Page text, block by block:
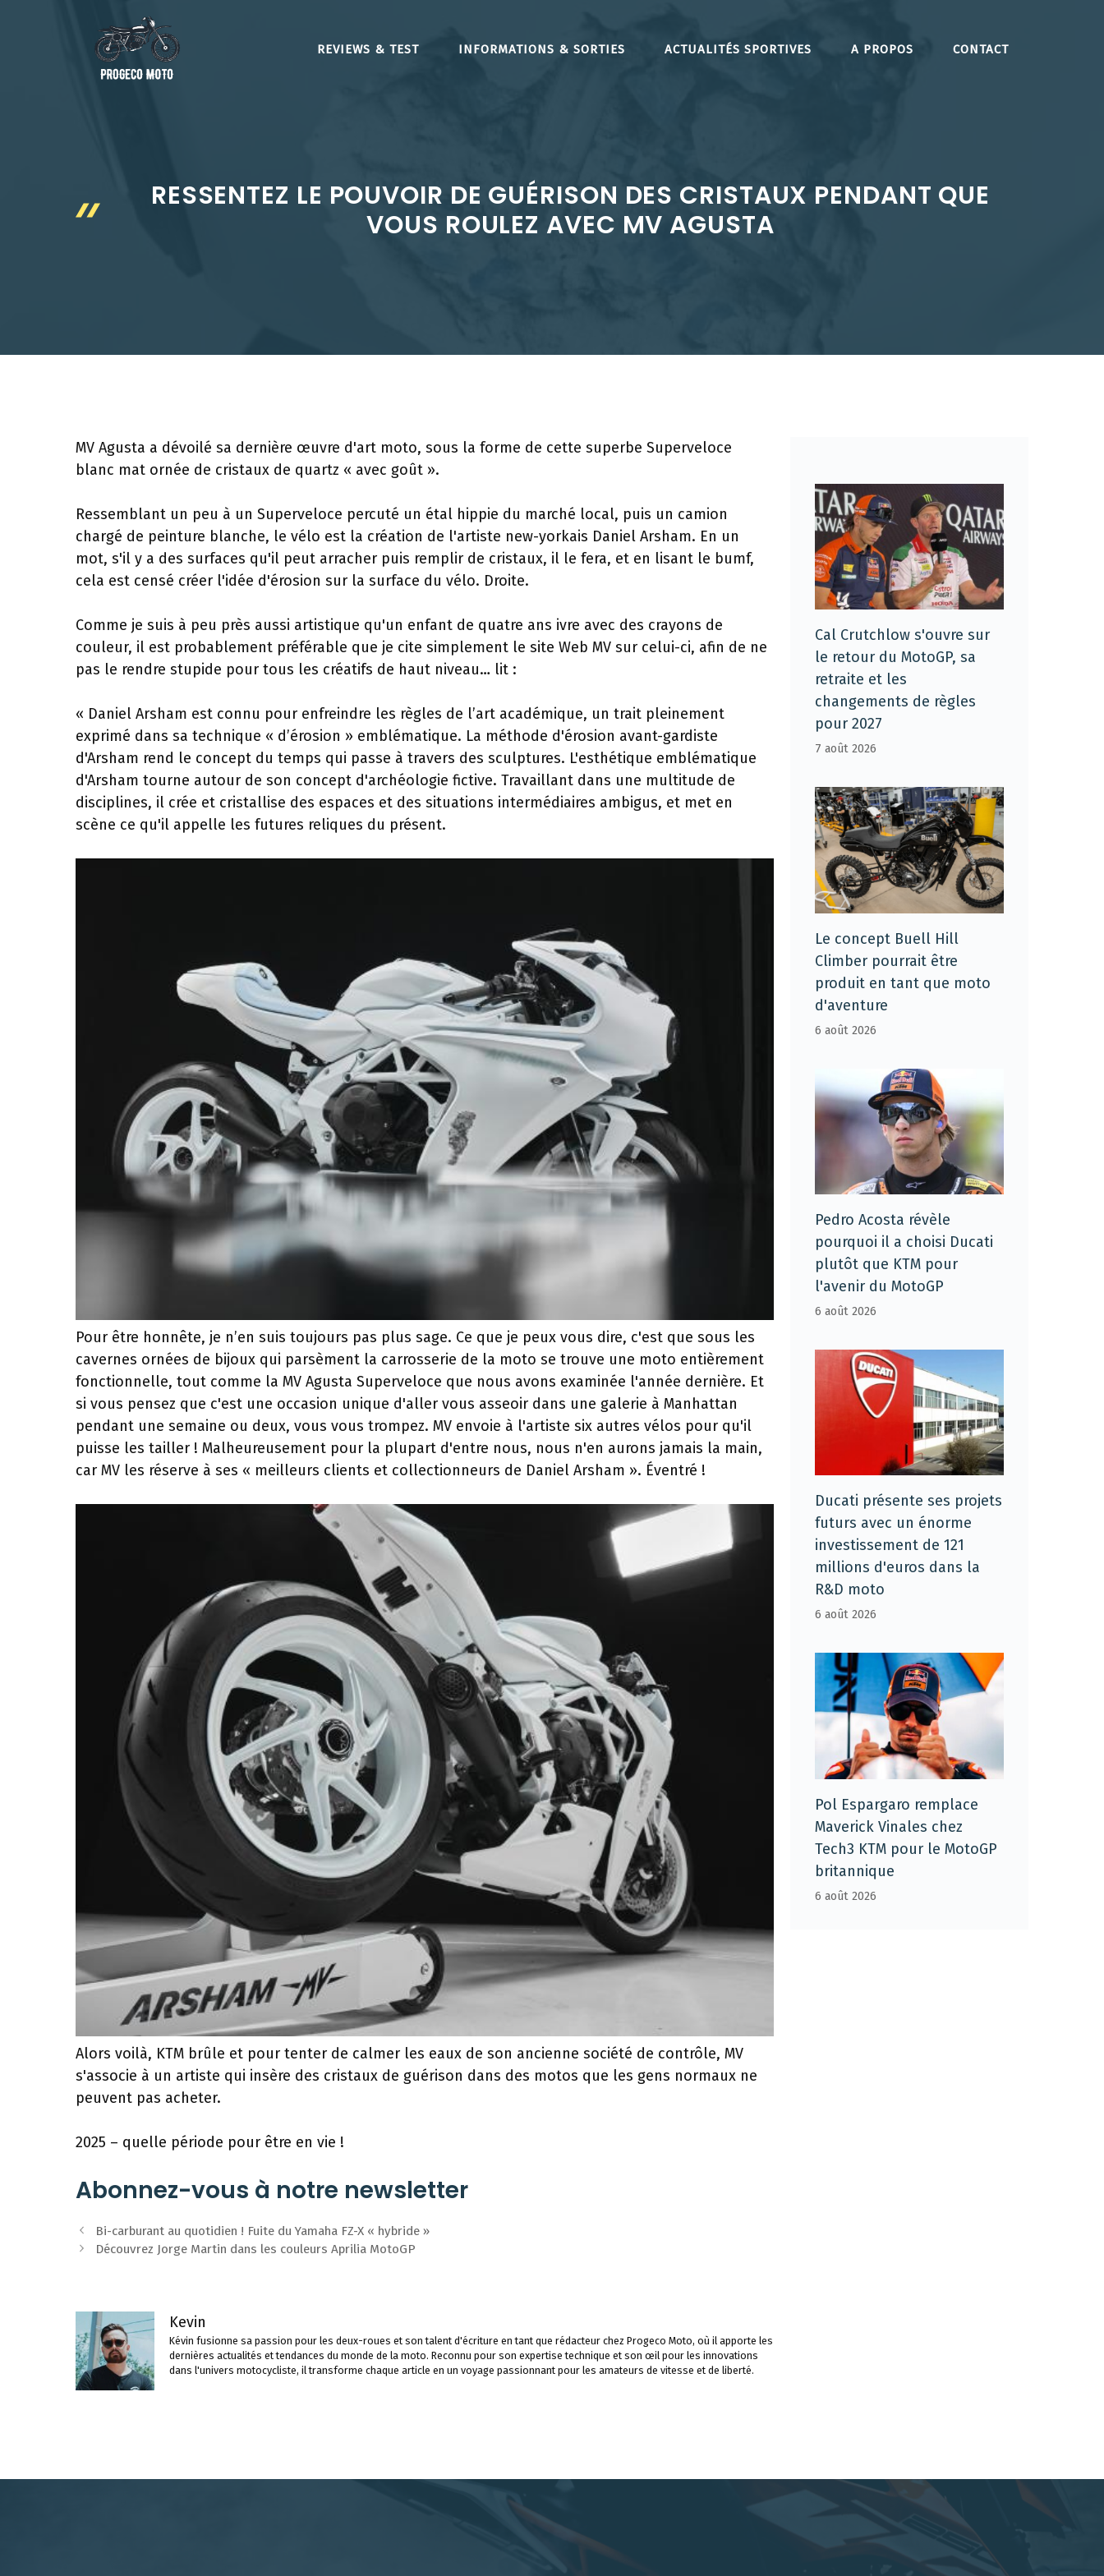
REVIEWS & TEST INFORMATIONS & SORTIES ACTUALITÉS SPORTIVES A PROPOS CONTACT
RESSENTEZ LE POUVOIR DE GUÉRISON DES CRISTAUX PENDANT QUE
VOUS ROULEZ AVEC MV AGUSTA
MV Agusta a dévoilé sa dernière œuvre d'art moto, sous la forme de cette superbe Superveloce
blanc mat ornée de cristaux de quartz « avec goût ».
Ressemblant un peu à un Superveloce percuté un étal hippie du marché local, puis un camion
chargé de peinture blanche, le vélo est la création de l'artiste new-yorkais Daniel Arsham. En un
mot, s'il y a des surfaces qu'il peut arracher puis remplir de cristaux, il le fera, et en lisant le bumf,
cela est censé créer l'idée d'érosion sur la surface du vélo. Droite.
Comme je suis à peu près aussi artistique qu'un enfant de quatre ans ivre avec des crayons de
couleur, il est probablement préférable que je cite simplement le site Web MV sur celui-ci, afin de ne
pas le rendre stupide pour tous les créatifs de haut niveau… lit :
« Daniel Arsham est connu pour enfreindre les règles de l’art académique, un trait pleinement
exprimé dans sa technique « d’érosion » emblématique. La méthode d'érosion avant-gardiste
d'Arsham rend le concept du temps qui passe à travers des sculptures. L'esthétique emblématique
d'Arsham tourne autour de son concept d'archéologie fictive. Travaillant dans une multitude de
disciplines, il crée et cristallise des espaces et des situations intermédiaires ambigus, et met en
scène ce qu'il appelle les futures reliques du présent.
Pour être honnête, je n’en suis toujours pas plus sage. Ce que je peux vous dire, c'est que sous les
cavernes ornées de bijoux qui parsèment la carrosserie de la moto se trouve une moto entièrement
fonctionnelle, tout comme la MV Agusta Superveloce que nous avons examinée l'année dernière. Et
si vous pensez que c'est une occasion unique d'aller vous asseoir dans une galerie à Manhattan
pendant une semaine ou deux, vous vous trompez. MV envoie à l'artiste six autres vélos pour qu'il
puisse les tailler ! Malheureusement pour la plupart d'entre nous, nous n'en aurons jamais la main,
car MV les réserve à ses « meilleurs clients et collectionneurs de Daniel Arsham ». Éventré !
Alors voilà, KTM brûle et pour tenter de calmer les eaux de son ancienne société de contrôle, MV
s'associe à un artiste qui insère des cristaux de guérison dans des motos que les gens normaux ne
peuvent pas acheter.
2025 – quelle période pour être en vie !
Abonnez-vous à notre newsletter
Navigation
des
Bi-carburant au quotidien ! Fuite du Yamaha FZ-X « hybride »
Découvrez Jorge Martin dans les couleurs Aprilia MotoGP
Kevin
Kévin fusionne sa passion pour les deux-roues et son talent d'écriture en tant que rédacteur chez Progeco Moto, où il apporte les
dernières actualités et tendances du monde de la moto. Reconnu pour son expertise technique et son œil pour les innovations
dans l'univers motocycliste, il transforme chaque article en un voyage passionnant pour les amateurs de vitesse et de liberté.
Cal Crutchlow s'ouvre sur
le retour du MotoGP, sa
retraite et les
changements de règles
pour 2027
7 août 2026
Le concept Buell Hill
Climber pourrait être
produit en tant que moto
d'aventure
6 août 2026
Pedro Acosta révèle
pourquoi il a choisi Ducati
plutôt que KTM pour
l'avenir du MotoGP
6 août 2026
Ducati présente ses projets
futurs avec un énorme
investissement de 121
millions d'euros dans la
R&D moto
6 août 2026
Pol Espargaro remplace
Maverick Vinales chez
Tech3 KTM pour le MotoGP
britannique
6 août 2026